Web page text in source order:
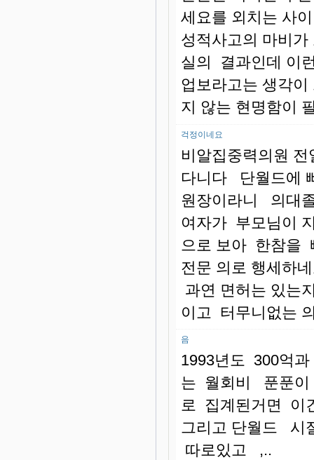
세요를 외치는 사
성적사고의 마비
실의 결과인데 이
업보라고는 생각
지 않는 현명함이
걱정이네요
비알집중력의원
다니다 단월드에
원장이라니 의대
여자가 부모님이
으로 보아 한참을
전문 의로 행세하
과연 면허는 있는
이고 터무니없는
음
1993년도 300억
는 월회비 푼푼이
로 집계된거면 이
그리고 단월드 시
따로있고 ,..